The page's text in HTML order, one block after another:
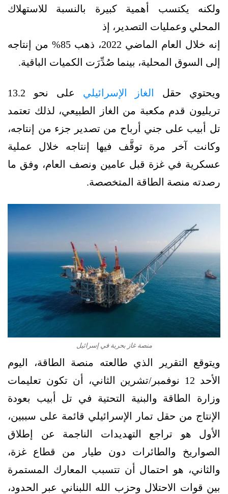
ولكنه يكتسب أهمية كبيرة بالنسبة للاستهلاك
المحلي وعمليات التصدير، إذ
إنه خلال العام الماضي 2022، ذهب 85% من إنتاجه
إلى السوق المحلية، بينما صُدِّرَت الكميات الباقية.
ويحتوي حقل الغاز الإسرائيلي
على نحو 13.2
تريليون قدم مكعبة من الغاز الطبيعي، لذلك تعتمد
تل أبيب على جني أرباح من تصدير جزء من إنتاجه،
وكانت آخر مرة توقَّف فيها إنتاجه خلال عملية
عسكرية في غزة قبل عامين ونصف العام، وفق ما
رصدته منصة الطاقة المتخصصة.
منصة غاز بحرية في إسرائيل
ويتوقع التقرير الذي طالعته منصة الطاقة، اليوم
الأحد 12 نوفمبر/تشرين الثاني، أن تكون تعليمات
وزارة الطاقة والبنية التحتية في تل أبيب بعودة
الإنتاج من حقل تمار الإسرائيلي قائمة على سببين،
الأول هو تراجع التهديدات الناجمة عن إطلاق
الصواريخ والطائرات دون طيار من قطاع غزة،
والثاني، هو احتمال أن تتسبب المعارك المستمرة
بين قوات الاحتلال وحزب الله اللبناني عبر الحدود،